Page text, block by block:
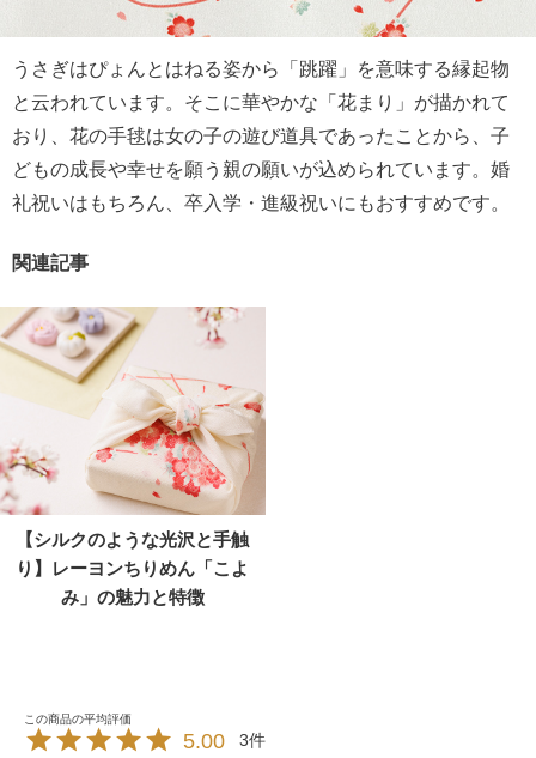
うさぎはぴょんとはねる姿から「跳躍」を意味する縁起物
と云われています。そこに華やかな「花まり」が描かれて
おり、花の手毬は女の子の遊び道具であったことから、子
どもの成長や幸せを願う親の願いが込められています。婚
礼祝いはもちろん、卒入学・進級祝いにもおすすめです。
関連記事
【シルクのような光沢と手触
り】レーヨンちりめん「こよ
み」の魅力と特徴
5.00 3